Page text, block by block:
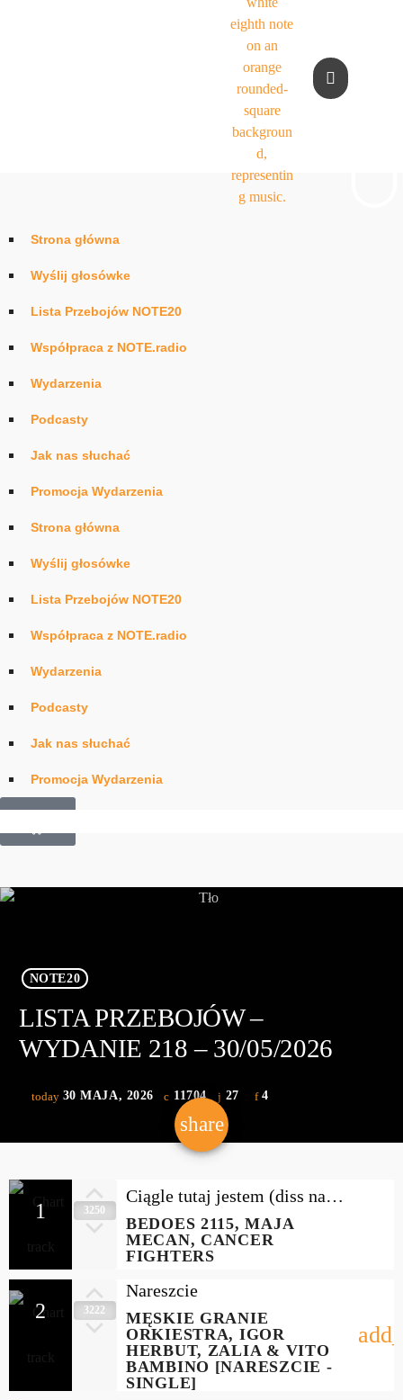
Strona główna
Wyślij głosówke
Lista Przebojów NOTE20
Współpraca z NOTE.radio
Wydarzenia
Podcasty
Jak nas słuchać
Promocja Wydarzenia
Strona główna
Wyślij głosówke
Lista Przebojów NOTE20
Współpraca z NOTE.radio
Wydarzenia
Podcasty
Jak nas słuchać
Promocja Wydarzenia
£0.00
NOTE20
LISTA PRZEBOJÓW –
WYDANIE 218 – 30/05/2026
today 30 MAJA, 2026 11704 27 4
share
email
1 3250
Ciągle tutaj jestem (diss na
raka)
BEDOES 2115, MAJA
MECAN, CANCER
FIGHTERS
2 3222
Nareszcie
MĘSKIE GRANIE
ORKIESTRA, IGOR
HERBUT, ZALIA & VITO
BAMBINO [NARESZCIE -
SINGLE]